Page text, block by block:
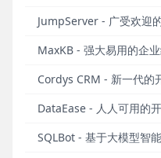
JumpServer - 广受欢迎
MaxKB - 强大易用的企
Cordys CRM - 新一代的
DataEase - 人人可用的
SQLBot - 基于大模型智
近年来，得益于人民消
在线音乐市场呈现出稳
音乐于2018年12月上市